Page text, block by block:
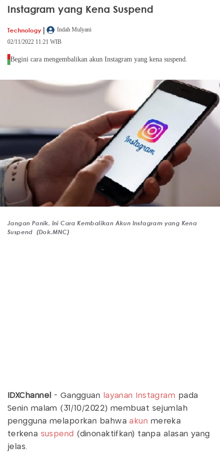
Instagram yang Kena Suspend
Technology |
Indah Mulyani
02/11/2022 11:21 WIB
Begini cara mengembalikan akun Instagram yang kena suspend.
Jangan Panik, Ini Cara Kembalikan Akun Instagram yang Kena
Suspend (Dok.MNC)
IDXChannel - Gangguan layanan Instagram pada
Senin malam (31/10/2022) membuat sejumlah
pengguna melaporkan bahwaakun mereka
terkena suspend (dinonaktifkan) tanpa alasan yang
jelas.